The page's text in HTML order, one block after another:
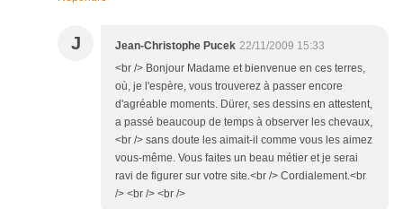
J Jean-Christophe Pucek 22/11/2009 15:33
<br /> Bonjour Madame et bienvenue en ces terres,
où, je l'espère, vous trouverez à passer encore
d'agréable moments. Dürer, ses dessins en attestent,
a passé beaucoup de temps à observer les chevaux,
<br /> sans doute les aimait-il comme vous les aimez
vous-même. Vous faites un beau métier et je serai
ravi de figurer sur votre site.<br /> Cordialement.<br
/> <br /> <br />